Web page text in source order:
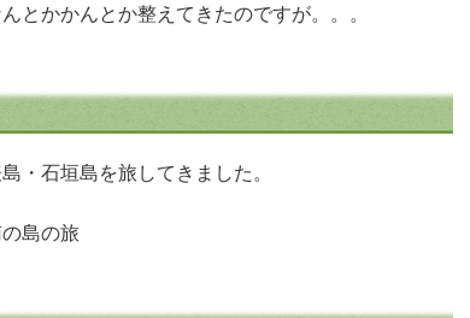
とかかんとか整えてきたのですが。。。
・石垣島を旅してきました。
島の旅